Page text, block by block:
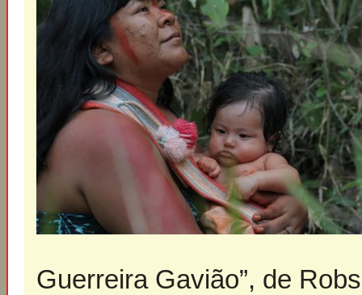
Guerreira Gavião”, de